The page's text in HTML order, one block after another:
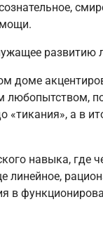
развитию
«тикания», а в
навыка, где